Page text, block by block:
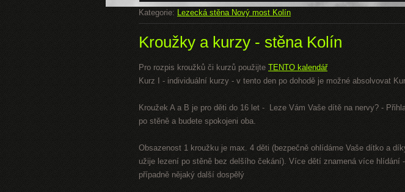
Kategorie: Lezecká stěna Nový most Kolín
Kroužky a kurzy - stěna Kolín
Pro rozpis kroužků či kurzů použijte TENTO kalendář
Kurz I - individuální kurzy - v tento den po dohodě je možné absolvovat
Kroužek A a B je pro děti do 16 let - Leze Vám Vaše dítě na nervy? -
po stěně a budete spokojeni oba.
Obsazenost 1 kroužku je max. 4 děti (bezpečně ohlídáme Vaše dítko a
užije lezení po stěně bez delšího čekání). Více dětí znamená více hlídání
případně nějaký další dospělý